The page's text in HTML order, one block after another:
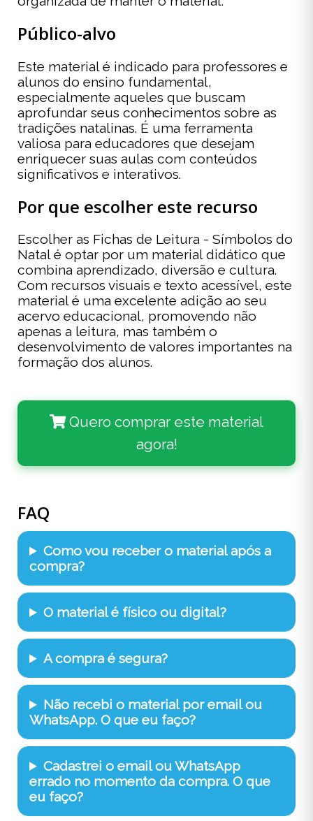
Público-alvo
Este material é indicado para professores e
alunos do ensino fundamental,
especialmente aqueles que buscam
aprofundar seus conhecimentos sobre as
tradições natalinas. É uma ferramenta
valiosa para educadores que desejam
enriquecer suas aulas com conteúdos
significativos e interativos.
Por que escolher este recurso
Escolher as Fichas de Leitura - Símbolos do
Natal é optar por um material didático que
combina aprendizado, diversão e cultura.
Com recursos visuais e texto acessível, este
material é uma excelente adição ao seu
acervo educacional, promovendo não
apenas a leitura, mas também o
desenvolvimento de valores importantes na
formação dos alunos.
Quero comprar este material
agora!
FAQ
Como vou receber o material após a
compra?
O material é físico ou digital?
A compra é segura?
Não recebi o material por email ou
WhatsApp. O que eu faço?
Cadastrei o email ou WhatsApp
errado no momento da compra. O que
eu faço?